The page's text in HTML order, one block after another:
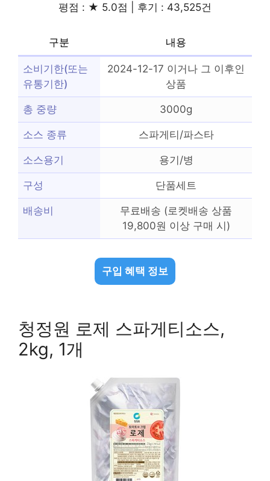
평점 : ★ 5.0점 | 후기 : 43,525건
구분 내용
소비기한(또는
유통기한)
2024-12-17 이거나 그 이후인
상품
총 중량 3000g
소스 종류 스파게티/파스타
소스용기 용기/병
구성 단품세트
배송비
무료배송 (로켓배송 상품
19,800원 이상 구매 시)
구입 혜택 정보
청정원 로제 스파게티소스,
2kg, 1개